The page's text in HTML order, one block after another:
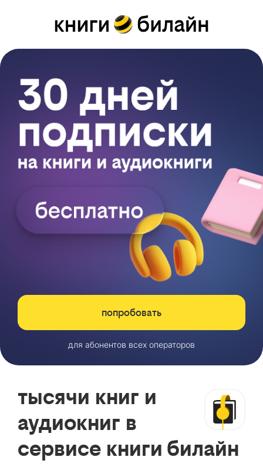
попробовать
для абонентов всех операторов
тысячи книг и
аудиокниг в
сервисе книги билайн